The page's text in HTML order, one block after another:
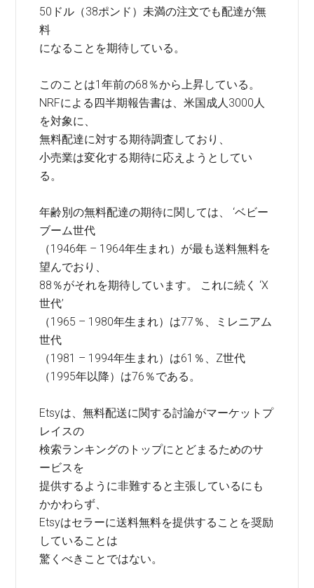
50ドル（38ポンド）未満の注文でも配達が無
料
になることを期待している。
このことは1年前の68％から上昇している。
NRFによる四半期報告書は、米国成人3000人
を対象に、
無料配達に対する期待調査しており、
小売業は変化する期待に応えようとしてい
る。
年齢別の無料配達の期待に関しては、 ‘ベビー
ブーム世代
（1946年 – 1964年生まれ）が最も送料無料を
望んでおり、
88％がそれを期待しています。 これに続く ‘X
世代’
（1965 – 1980年生まれ）は77％、ミレニアム
世代
（1981 – 1994年生まれ）は61％、Z世代
（1995年以降）は76％である。
Etsyは、無料配送に関する討論がマーケットプ
レイスの
検索ランキングのトップにとどまるためのサ
ービスを
提供するように非難すると主張しているにも
かかわらず、
Etsyはセラーに送料無料を提供することを奨励
していることは
驚くべきことではない。